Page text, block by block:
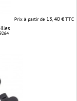
Prix à partir de 13, 40€ TTC